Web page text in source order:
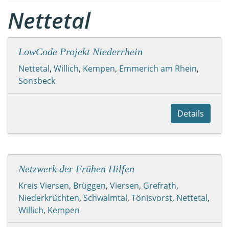
Nettetal
LowCode Projekt Niederrhein
Nettetal, Willich, Kempen, Emmerich am Rhein,
Sonsbeck
Details
Netzwerk der Frühen Hilfen
Kreis Viersen, Brüggen, Viersen, Grefrath,
Niederkrüchten, Schwalmtal, Tönisvorst, Nettetal,
Willich, Kempen